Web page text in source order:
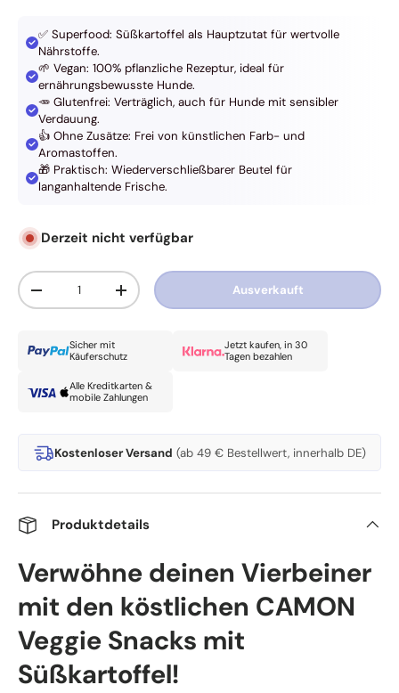
✅ Superfood: Süßkartoffel als Hauptzutat für wertvolle
Nährstoffe.
🌱 Vegan: 100% pflanzliche Rezeptur, ideal für
ernährungsbewusste Hunde.
🥕 Glutenfrei: Verträglich, auch für Hunde mit sensibler
Verdauung.
👍 Ohne Zusätze: Frei von künstlichen Farb- und
Aromastoffen.
🎁 Praktisch: Wiederverschließbarer Beutel für
langanhaltende Frische.
Derzeit nicht verfügbar
Anzahl
Menge verringernMenge erhöhen Ausverkauft
Sicher mit
Käuferschutz
Jetzt kaufen, in 30
Tagen bezahlen
Alle Kreditkarten &
mobile Zahlungen
Kostenloser Versand (ab 49 € Bestellwert, innerhalb DE)
Produktdetails
Verwöhne deinen Vierbeiner
mit den köstlichen CAMON
Veggie Snacks mit
Süßkartoffel!